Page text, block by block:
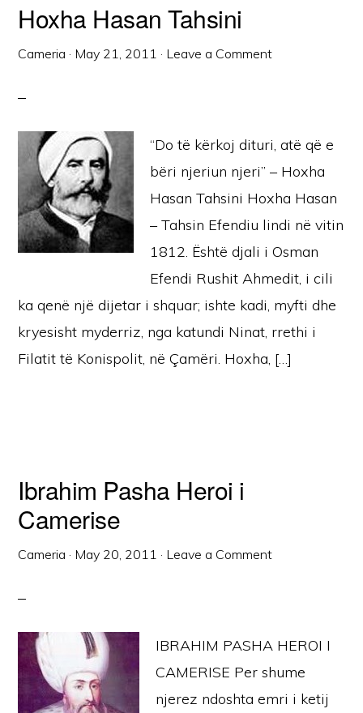
Hoxha Hasan Tahsini
Cameria · May 21, 2011 · Leave a Comment
“Do të kërkoj dituri, atë që e
bëri njeriun njeri” – Hoxha
Hasan Tahsini Hoxha Hasan
– Tahsin Efendiu lindi në vitin
1812. Është djali i Osman
Efendi Rushit Ahmedit, i cili
ka qenë një dijetar i shquar; ishte kadi, myfti dhe
kryesisht myderriz, nga katundi Ninat, rrethi i
Filatit të Konispolit, në Çamëri. Hoxha, […]
Ibrahim Pasha Heroi i
Camerise
Cameria · May 20, 2011 · Leave a Comment
IBRAHIM PASHA HEROI I
CAMERISE Per shume
njerez ndoshta emri i ketij